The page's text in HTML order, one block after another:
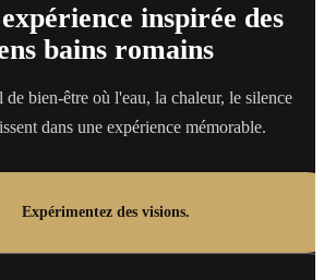
inspirée des
bains romains
bien-être où l'eau, la chaleur, le silence
dans une expérience mémorable.
Expérimentez des visions.